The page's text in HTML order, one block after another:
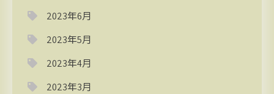
2023年6月
2023年5月
2023年4月
2023年3月